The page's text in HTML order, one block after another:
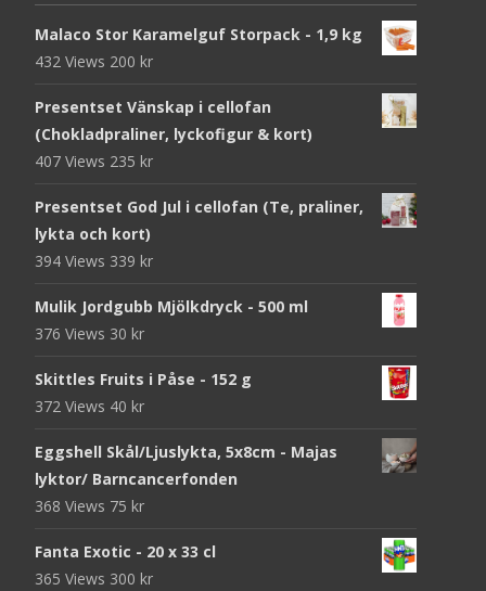
Malaco Stor Karamelguf Storpack - 1,9 kg
432 Views 200 kr
Presentset Vänskap i cellofan
(Chokladpraliner, lyckofigur & kort)
407 Views 235 kr
Presentset God Jul i cellofan (Te, praliner,
lykta och kort)
394 Views 339 kr
Mulik Jordgubb Mjölkdryck - 500 ml
376 Views 30 kr
Skittles Fruits i Påse - 152 g
372 Views 40 kr
Eggshell Skål/Ljuslykta, 5x8cm - Majas
lyktor/ Barncancerfonden
368 Views 75 kr
Fanta Exotic - 20 x 33 cl
365 Views 300 kr